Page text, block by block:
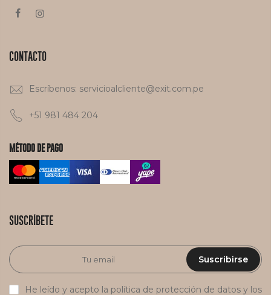
CONTACTO
Escríbenos: servicioalcliente@exit.com.pe
+51 981 484 204
MÉTODO DE PAGO
SUSCRÍBETE
Suscribirse
He leído y acepto la política de protección de datos y los